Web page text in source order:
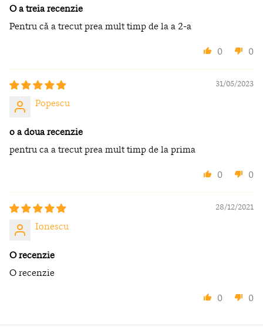
O a treia recenzie
Pentru că a trecut prea mult timp de la a 2-a
0
0
31/05/2023
Popescu
o a doua recenzie
pentru ca a trecut prea mult timp de la prima
0
0
28/12/2021
Ionescu
O recenzie
O recenzie
0
0